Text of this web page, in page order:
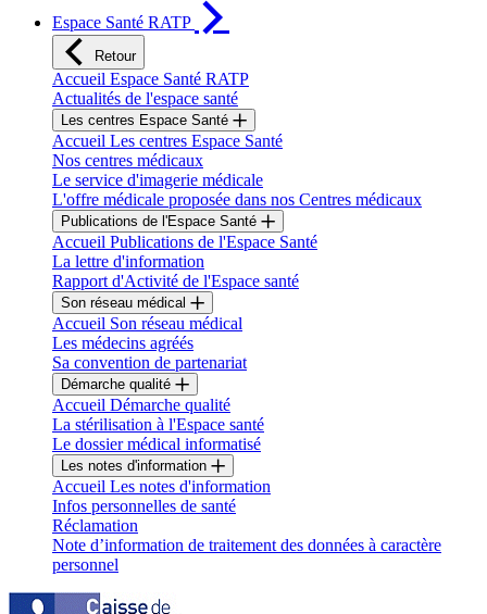
Espace Santé RATP
Retour
Accueil Espace Santé RATP
Actualités de l'espace santé
Les centres Espace Santé
Accueil Les centres Espace Santé
Nos centres médicaux
Le service d'imagerie médicale
L'offre médicale proposée dans nos Centres médicaux
Publications de l'Espace Santé
Accueil Publications de l'Espace Santé
La lettre d'information
Rapport d'Activité de l'Espace santé
Son réseau médical
Accueil Son réseau médical
Les médecins agréés
Sa convention de partenariat
Démarche qualité
Accueil Démarche qualité
La stérilisation à l'Espace santé
Le dossier médical informatisé
Les notes d'information
Accueil Les notes d'information
Infos personnelles de santé
Réclamation
Note d’information de traitement des données à caractère
personnel